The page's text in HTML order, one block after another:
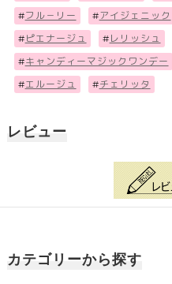
#フル－リー #アイジェニック
# ピエナージュ # レリッシュ
#キャンディーマジックワンデー
#エルージュ #チェリッタ
レビュー
カテゴリーから探す